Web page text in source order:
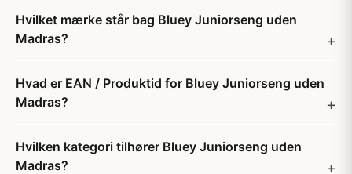
Hvilket mærke står bag Bluey Juniorseng uden
Madras?
Hvad er EAN / Produktid for Bluey Juniorseng uden
Madras?
Hvilken kategori tilhører Bluey Juniorseng uden
Madras?